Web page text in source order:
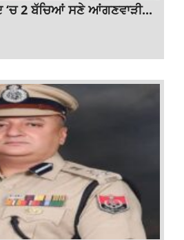
‘ਚ 2 ਬੱਚਿਆਂ ਸਣੇ ਆਂਗਣਵਾੜੀ...